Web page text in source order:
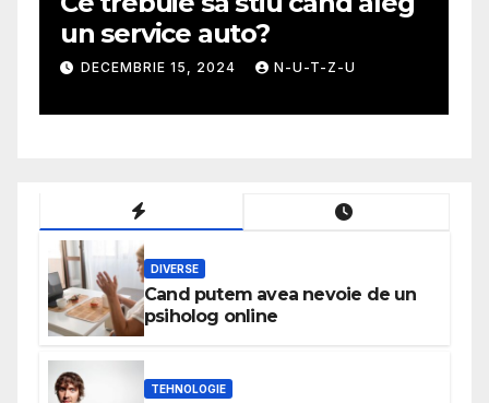
un service auto?
DECEMBRIE 15, 2024 N-U-T-Z-U
DIVERSE
Cand putem avea nevoie de un
psiholog online
TEHNOLOGIE